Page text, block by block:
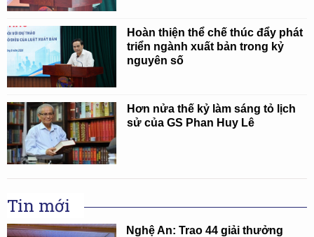
Hoàn thiện thể chế thúc đẩy phát
triển ngành xuất bản trong kỷ
nguyên số
Hơn nửa thế kỷ làm sáng tỏ lịch
sử của GS Phan Huy Lê
Tin mới
Nghệ An: Trao 44 giải thưởng